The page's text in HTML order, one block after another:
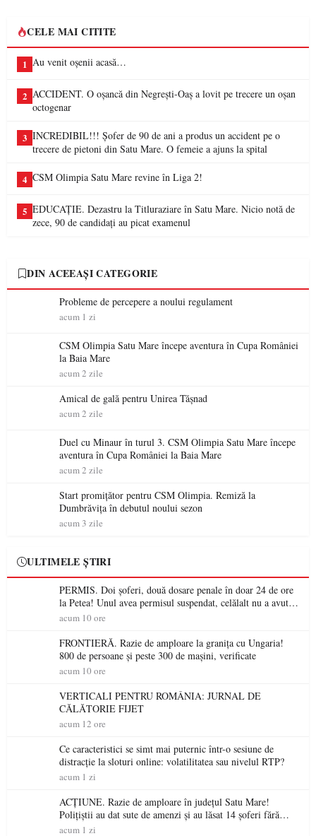
CELE MAI CITITE
1 Au venit oșenii acasă…
2 ACCIDENT. O oșancă din Negrești-Oaș a lovit pe trecere un oșan
octogenar
3 INCREDIBIL!!! Șofer de 90 de ani a produs un accident pe o
trecere de pietoni din Satu Mare. O femeie a ajuns la spital
4 CSM Olimpia Satu Mare revine în Liga 2!
5 EDUCAȚIE. Dezastru la Titluraziare în Satu Mare. Nicio notă de
zece, 90 de candidați au picat examenul
DIN ACEEAȘI CATEGORIE
Probleme de percepere a noului regulament
acum 1 zi
CSM Olimpia Satu Mare începe aventura în Cupa României
la Baia Mare
acum 2 zile
Amical de gală pentru Unirea Tășnad
acum 2 zile
Duel cu Minaur în turul 3. CSM Olimpia Satu Mare începe
aventura în Cupa României la Baia Mare
acum 2 zile
Start promițător pentru CSM Olimpia. Remiză la
Dumbrăvița în debutul noului sezon
acum 3 zile
ULTIMELE ȘTIRI
PERMIS. Doi șoferi, două dosare penale în doar 24 de ore
la Petea! Unul avea permisul suspendat, celălalt nu a avut
niciodată permis
acum 10 ore
FRONTIERĂ. Razie de amploare la granița cu Ungaria!
800 de persoane și peste 300 de mașini, verificate
acum 10 ore
VERTICALI PENTRU ROMÂNIA: JURNAL DE
CĂLĂTORIE FIJET
acum 12 ore
Ce caracteristici se simt mai puternic într-o sesiune de
distracție la sloturi online: volatilitatea sau nivelul RTP?
acum 1 zi
ACȚIUNE. Razie de amploare în județul Satu Mare!
Polițiștii au dat sute de amenzi și au lăsat 14 șoferi fără
permis într-o singură zi
acum 1 zi